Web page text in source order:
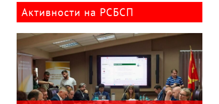
Активности на РСБСП